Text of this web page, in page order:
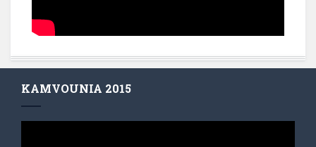
KAMVOUNIA 2015